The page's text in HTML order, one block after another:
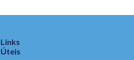
Links
Úteis